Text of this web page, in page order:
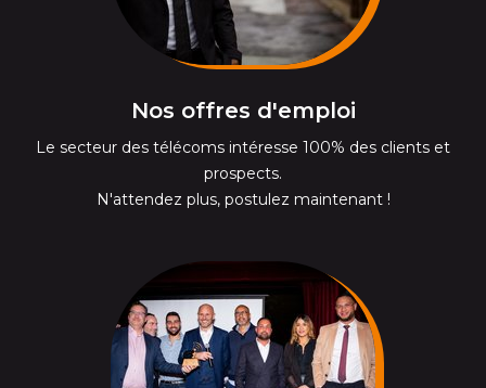
Nos offres d'emploi
Le secteur des télécoms intéresse 100% des clients et
prospects.
N'attendez plus, postulez maintenant !